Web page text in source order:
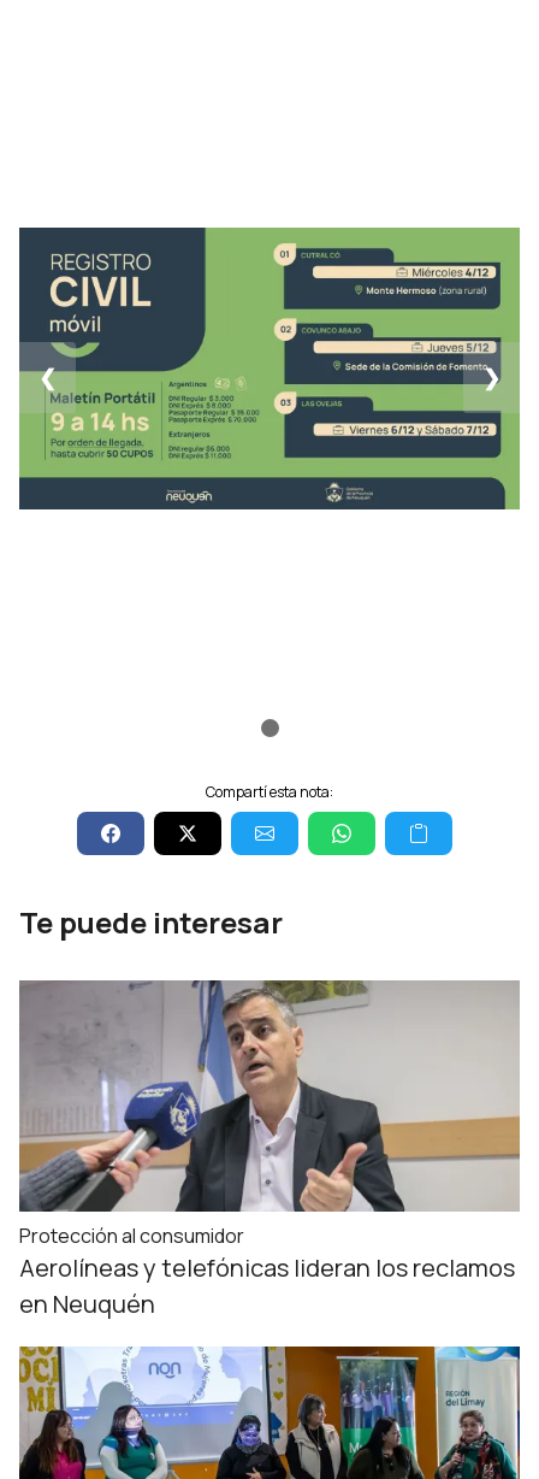
❮ ❯
Compartí esta nota:
Te puede interesar
Protección al consumidor
Aerolíneas y telefónicas lideran los reclamos
en Neuquén